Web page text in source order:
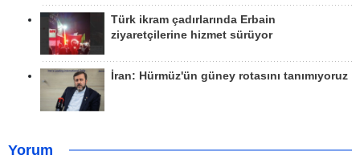
Türk ikram çadırlarında Erbain
ziyaretçilerine hizmet sürüyor
İran: Hürmüz'ün güney rotasını tanımıyoruz
Yorum